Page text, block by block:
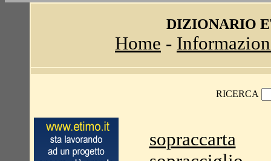
DIZIONARIO
Home -
RICERCA
sopraccarta